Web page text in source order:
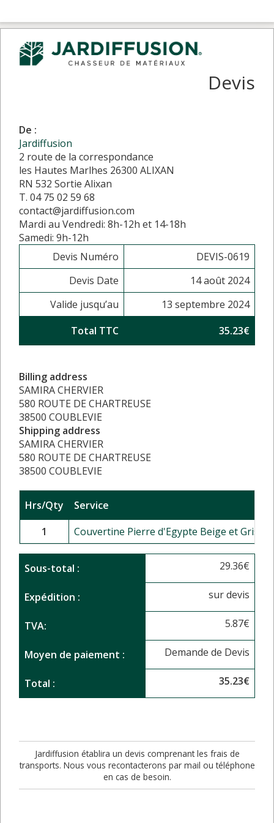
Devis
De :
Jardiffusion
2 route de la correspondance
les Hautes Marlhes 26300 ALIXAN
RN 532 Sortie Alixan
T. 04 75 02 59 68
contact@jardiffusion.com
Mardi au Vendredi: 8h-12h et 14-18h
Samedi: 9h-12h
Devis Numéro
DEVIS-0619
Devis Date
14 août 2024
Valide jusqu’au
13 septembre 2024
Total TTC
35.23€
Billing address
SAMIRA CHERVIER
580 ROUTE DE CHARTREUSE
38500 COUBLEVIE
Shipping address
SAMIRA CHERVIER
580 ROUTE DE CHARTREUSE
38500 COUBLEVIE
Hrs/Qty
Service
1
Couvertine Pierre d'Egypte Beige et Grise -
Sous-total : 29.36€
Expédition : sur devis
TVA: 5.87€
Moyen de paiement : Demande de Devis
Total : 35.23€
Jardiffusion établira un devis comprenant les frais de
transports. Nous vous recontacterons par mail ou téléphone
en cas de besoin.